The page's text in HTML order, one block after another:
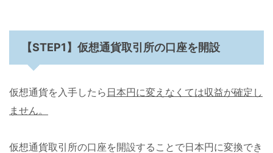
【STEP1】仮想通貨取引所の口座を開設
仮想通貨を入手したら 日本円に変えなくては収益が確定し
ません。
仮想通貨取引所の口座を開設することで日本円に変換でき